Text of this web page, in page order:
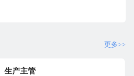
更多>>
生产主管